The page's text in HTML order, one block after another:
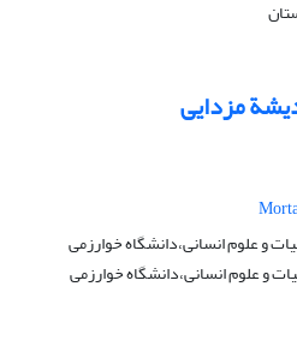
مزدایی
و علوم انسانی،دانشگاه خوارزمی
و علوم انسانی،دانشگاه خوارزمی